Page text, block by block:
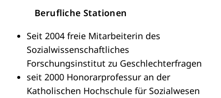
Berufliche Stationen
Seit 2004 freie Mitarbeiterin des
Sozialwissenschaftliches
Forschungsinstitut zu Geschlechterfragen
seit 2000 Honorarprofessur an der
Katholischen Hochschule für Sozialwesen